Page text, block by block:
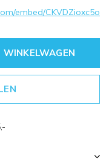
embed/CKVDZioxc5o
WINKELWAGEN